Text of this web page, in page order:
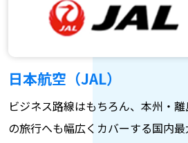
日本航空（JAL）
ビジネス路線はもちろん、本州・
の旅行へも幅広くカバーする国内最